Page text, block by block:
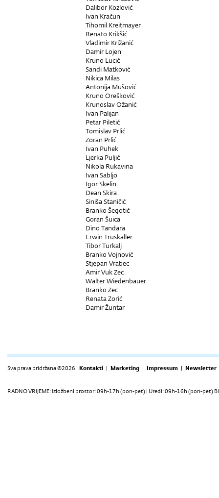
Dalibor Kozlović
Ivan Kračun
Tihomil Kreitmayer
Renato Krikšić
Vladimir Križanić
Damir Lojen
Kruno Lucić
Sandi Matković
Nikica Milas
Antonija Mušović
Kruno Orešković
Krunoslav Ožanić
Ivan Palijan
Petar Piletić
Tomislav Prlić
Zoran Prlić
Ivan Puhek
Ljerka Puljić
Nikola Rukavina
Ivan Sabljo
Igor Skelin
Dean Skira
Siniša Staničić
Branko Šegotić
Goran Šuica
Dino Tandara
Erwin Truskaller
Tibor Turkalj
Branko Vojnović
Stjepan Vrabec
Amir Vuk Zec
Walter Wiedenbauer
Branko Zec
Renata Zorić
Damir Žuntar
Sva prava pridržana ©2026 | Kontakti | Marketing | Impressum | Newsletter
RADNO VRIJEME: Izložbeni prostor: 09h-17h (pon-pet) | Uredi: 09h-16h (pon-pet)